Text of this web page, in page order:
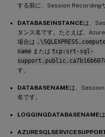
する前に、Session Recording
DATABASEINSTANCEは、
タンス名です。たとえば、
場合は
name または tcp:srt-sql-
す。
DATABASENAMEは、
名です。
LOGGINGDATABASENAME